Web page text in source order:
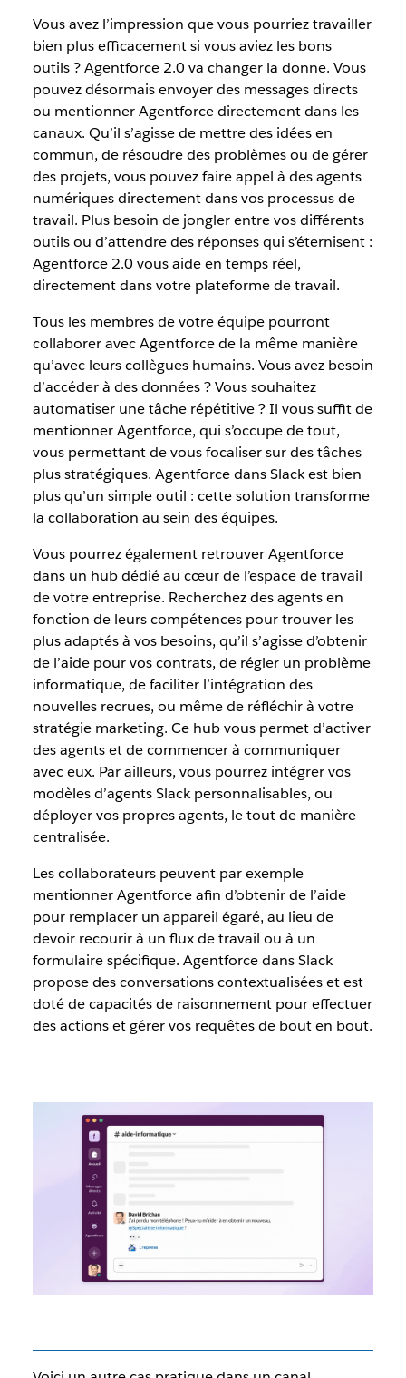
Vous avez l’impression que vous pourriez travailler
bien plus efficacement si vous aviez les bons
outils ? Agentforce 2.0 va changer la donne. Vous
pouvez désormais envoyer des messages directs
ou mentionner Agentforce directement dans les
canaux. Qu’il s’agisse de mettre des idées en
commun, de résoudre des problèmes ou de gérer
des projets, vous pouvez faire appel à des agents
numériques directement dans vos processus de
travail. Plus besoin de jongler entre vos différents
outils ou d’attendre des réponses qui s’éternisent :
Agentforce 2.0 vous aide en temps réel,
directement dans votre plateforme de travail.
Tous les membres de votre équipe pourront
collaborer avec Agentforce de la même manière
qu’avec leurs collègues humains. Vous avez besoin
d’accéder à des données ? Vous souhaitez
automatiser une tâche répétitive ? Il vous suffit de
mentionner Agentforce, qui s’occupe de tout,
vous permettant de vous focaliser sur des tâches
plus stratégiques. Agentforce dans Slack est bien
plus qu’un simple outil : cette solution transforme
la collaboration au sein des équipes.
Vous pourrez également retrouver Agentforce
dans un hub dédié au cœur de l’espace de travail
de votre entreprise. Recherchez des agents en
fonction de leurs compétences pour trouver les
plus adaptés à vos besoins, qu’il s’agisse d’obtenir
de l’aide pour vos contrats, de régler un problème
informatique, de faciliter l’intégration des
nouvelles recrues, ou même de réfléchir à votre
stratégie marketing. Ce hub vous permet d’activer
des agents et de commencer à communiquer
avec eux. Par ailleurs, vous pourrez intégrer vos
modèles d’agents Slack personnalisables, ou
déployer vos propres agents, le tout de manière
centralisée.
Les collaborateurs peuvent par exemple
mentionner Agentforce afin d’obtenir de l’aide
pour remplacer un appareil égaré, au lieu de
devoir recourir à un flux de travail ou à un
formulaire spécifique. Agentforce dans Slack
propose des conversations contextualisées et est
doté de capacités de raisonnement pour effectuer
des actions et gérer vos requêtes de bout en bout.